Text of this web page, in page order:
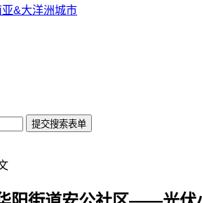
&大洋洲城市
提交搜索表单